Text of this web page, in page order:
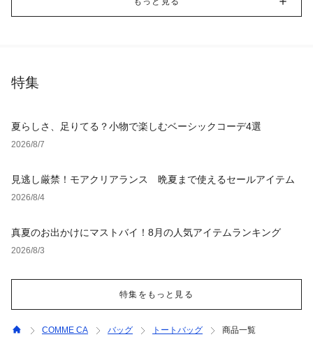
特集
夏らしさ、足りてる？小物で楽しむベーシックコーデ4選
2026/8/7
見逃し厳禁！モアクリアランス 晩夏まで使えるセールアイテム
2026/8/4
真夏のお出かけにマストバイ！8月の人気アイテムランキング
2026/8/3
特集をもっと見る
COMME CA バッグ トートバッグ 商品一覧